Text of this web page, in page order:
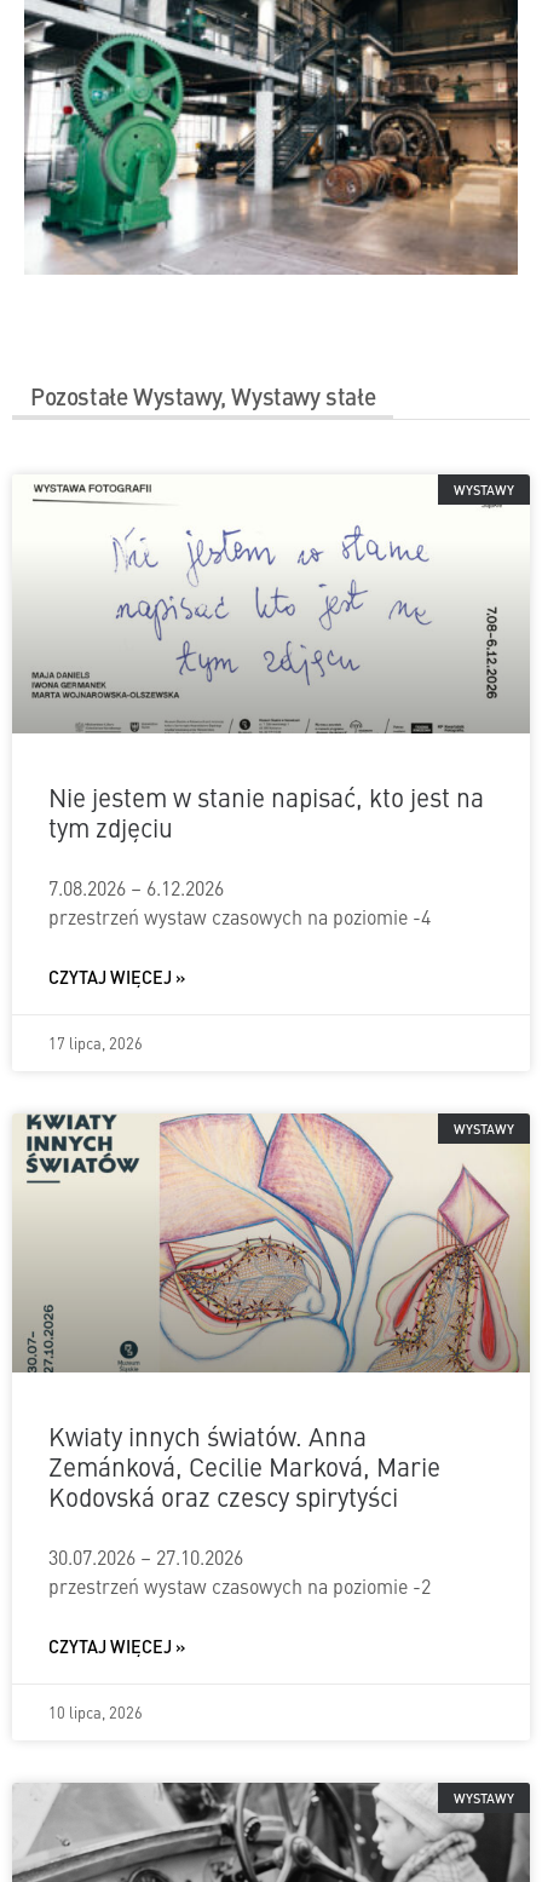
PozostałeWystawy,Wystawy stałe
WYSTAWY
Nie jestem w stanie napisać, kto jest na
tym zdjęciu
7.08.2026 – 6.12.2026
przestrzeń wystaw czasowych na poziomie -4
CZYTAJ WIĘCEJ »
17 lipca, 2026
WYSTAWY
Kwiaty innych światów. Anna
Zemánková, Cecilie Marková, Marie
Kodovská oraz czescy spirytyści
30.07.2026 – 27.10.2026
przestrzeń wystaw czasowych na poziomie -2
CZYTAJ WIĘCEJ »
10 lipca, 2026
WYSTAWY